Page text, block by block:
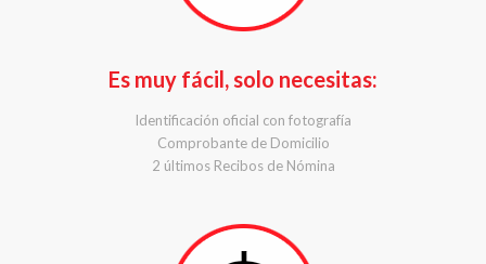
Es muy fácil, solo necesitas:
Identificación oficial con fotografía
Comprobante de Domicilio
2 últimos Recibos de Nómina